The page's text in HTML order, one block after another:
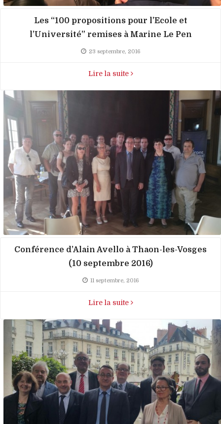
Les “100 propositions pour l’Ecole et
l’Université” remises à Marine Le Pen
23 septembre, 2016
Lire la suite
Conférence d’Alain Avello à Thaon-les-Vosges
(10 septembre 2016)
11 septembre, 2016
Lire la suite